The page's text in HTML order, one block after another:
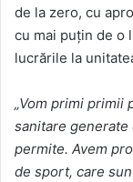
de la zero, cu
cu mai puțin de o
lucrările la
„Vom primi primii
sanitare
permite. Avem
de sport, care